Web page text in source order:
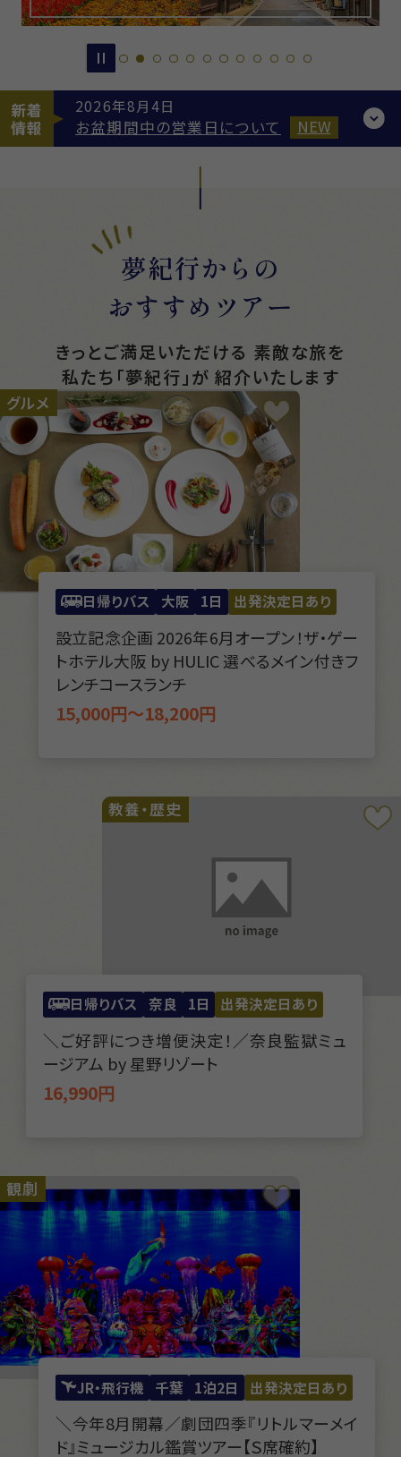
新着
情報
2026年8月4日
お盆期間中の営業日について NEW
夢紀行からの
おすすめツアー
きっとご満足いただける 素敵な旅を
私たち「夢紀行」が 紹介いたします
グルメ
日帰りバス 大阪 1日 出発決定日あり
設立記念企画 2026年6月オープン！ザ・ゲー
トホテル大阪 by HULIC 選べるメイン付きフ
レンチコースランチ
15,000円～18,200円
教養・歴史
日帰りバス 奈良 1日 出発決定日あり
＼ご好評につき増便決定！／奈良監獄ミュ
ージアム by 星野リゾート
16,990円
観劇
JR・飛行機 千葉 1泊2日 出発決定日あり
＼今年8月開幕／劇団四季『リトルマーメイ
ド』ミュージカル鑑賞ツアー【Ｓ席確約】